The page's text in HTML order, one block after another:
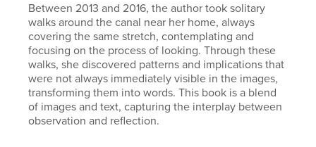
Between 2013 and 2016, the author took solitary
walks around the canal near her home, always
covering the same stretch, contemplating and
focusing on the process of looking. Through these
walks, she discovered patterns and implications that
were not always immediately visible in the images,
transforming them into words. This book is a blend
of images and text, capturing the interplay between
observation and reflection.